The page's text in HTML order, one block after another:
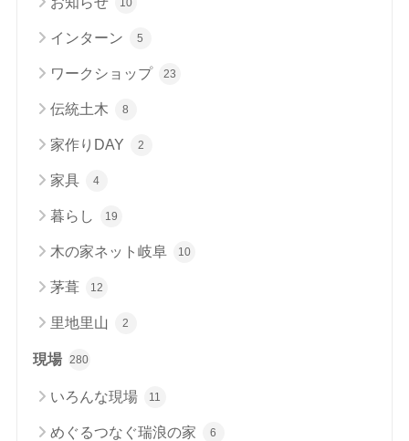
10
インターン 5
ワークショップ 23
伝統土木 8
家作りDAY 2
家具 4
暮らし 19
木の家ネット岐阜 10
茅葺 12
里地里山 2
現場 280
いろんな現場 11
めぐるつなぐ瑞浪の家 6